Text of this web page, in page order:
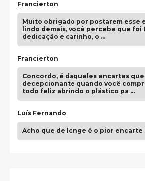
Francierton
Muito obrigado por postarem esse
lindo demais, você percebe que foi
dedicação e carinho, o …
Francierton
Concordo, é daqueles encartes que
decepcionante quando você
todo feliz abrindo o plástico pa …
Luís Fernando
Acho que de longe é o pior encarte